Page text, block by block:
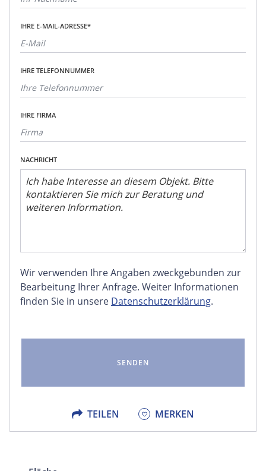
IHRE E-MAIL-ADRESSE*
IHRE TELEFONNUMMER
IHRE FIRMA
NACHRICHT
Wir verwenden Ihre Angaben zweckgebunden zur
Bearbeitung Ihrer Anfrage. Weiter Informationen
finden Sie in unsere Datenschutzerklärung.
TEILEN
FACEBOOK
X
MERKEN